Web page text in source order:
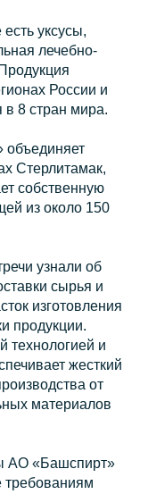
уксусы,
лечебно-
России и
в 8 стран мира.
Стерлитамак,
собственную
из около 150
узнали об
сырья и
изготовления
продукции.
технологией и
жесткий
от
материалов
АО «Башспирт»
требованиям